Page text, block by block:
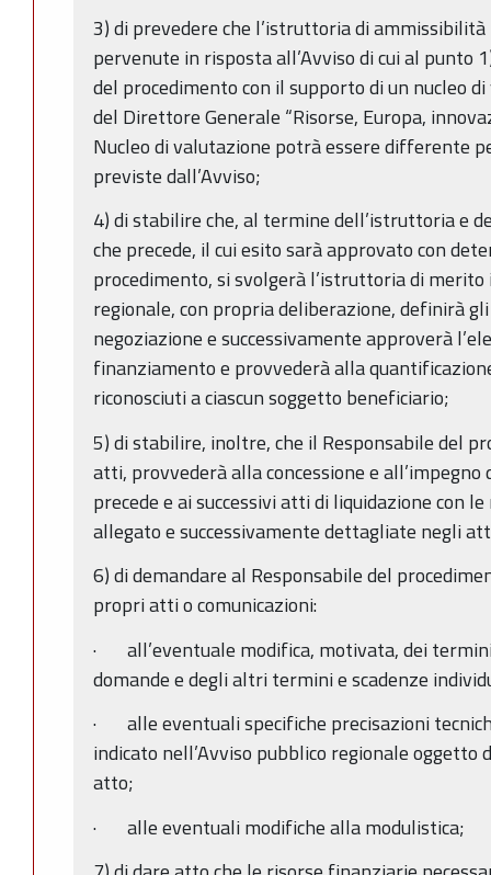
3) di prevedere che l’istruttoria di
pervenute in risposta all’Avviso di cui al punto
del procedimento con il supporto di un nucleo
del Direttore Generale “Risorse, Europa,
Nucleo di valutazione potrà essere differente
previste dall’Avviso;
4) di stabilire che, al termine dell’istruttoria e
che precede, il cui esito sarà approvato con
procedimento, si svolgerà l’istruttoria di
regionale, con propria deliberazione, definirà
negoziazione e successivamente approverà
finanziamento e provvederà alla
riconosciuti a ciascun soggetto beneficiario;
5) di stabilire, inoltre, che il Responsabile del
atti, provvederà alla concessione e all’impegno
precede e ai successivi atti di liquidazione con
allegato e successivamente dettagliate negli
6) di demandare al Responsabile del
propri atti o comunicazioni:
· all’eventuale modifica, motivata, dei
domande e degli altri termini e scadenze
· alle eventuali specifiche precisazioni
indicato nell’Avviso pubblico regionale
atto;
· alle eventuali modifiche alla modulistica;